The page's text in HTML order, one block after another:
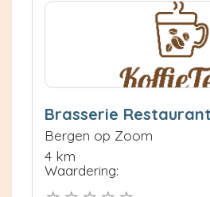
Brasserie
Bergen op Zoom
4 km
Waardering: